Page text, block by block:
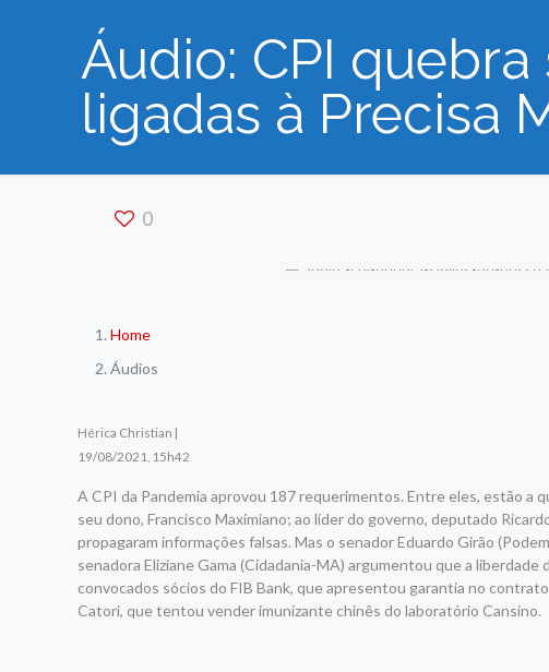
Áudio: CPI
ligadas à Precisa
0
Home
Áudios
Hérica Christian |
19/08/2021, 15h42
A CPI da Pandemia aprovou 187 requerimentos. Entre eles, estão a
seu dono, Francisco Maximiano; ao líder do governo, deputado
propagaram informações falsas. Mas o senador Eduardo Girão
senadora Eliziane Gama (Cidadania-MA) argumentou que a
convocados sócios do FIB Bank, que apresentou garantia no
Catori, que tentou vender imunizante chinês do laboratório Cansino.